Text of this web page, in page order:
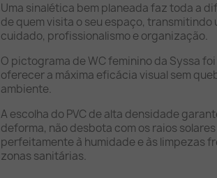
Uma sinalética bem planeada faz toda a
de quem visita o seu espaço, transmitindo
cuidado, profissionalismo e organização.
O pictograma de WC feminino da Syssa
oferecer a máxima eficácia visual sem
ambiente.
A escolha do PVC de alta densidade
deforma, não desbota com os raios
perfeitamente à humidade e às limpezas
zonas sanitárias.